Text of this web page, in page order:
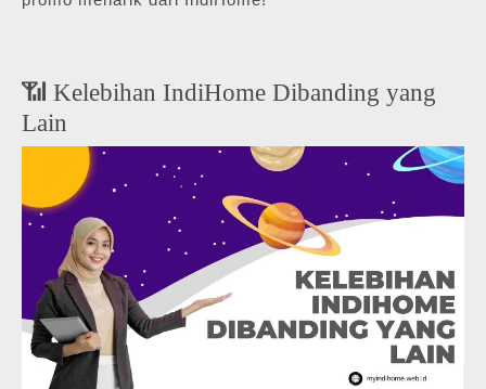
📶 Kelebihan IndiHome Dibanding yang
Lain